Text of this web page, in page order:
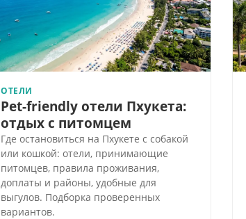
ОТЕЛИ
Pet-friendly отели Пхукета:
отдых с питомцем
Где остановиться на Пхукете с собакой
или кошкой: отели, принимающие
питомцев, правила проживания,
доплаты и районы, удобные для
выгулов. Подборка проверенных
вариантов.